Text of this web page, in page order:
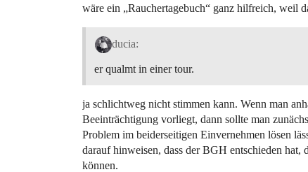
wäre ein „Rauchertagebuch“ ganz hilfreich, weil
ducia:
er qualmt in einer tour.
ja schlichtweg nicht stimmen kann. Wenn man
Beeinträchtigung vorliegt, dann sollte man
Problem im beiderseitigen Einvernehmen lösen
darauf hinweisen, dass der BGH entschieden hat,
können.